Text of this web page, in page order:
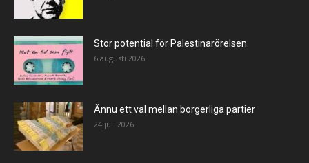
Stor potential för Palestinarörelsen.
6 augusti 2026
Ännu ett val mellan borgerliga partier
24 juli 2026